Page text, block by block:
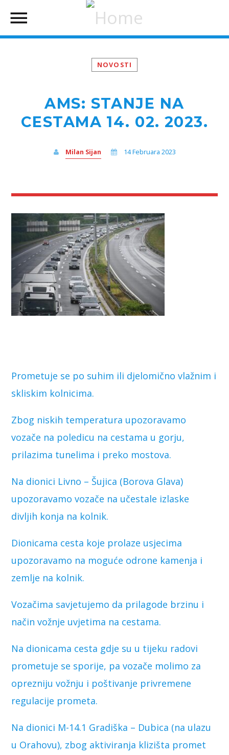
NOVOSTI
AMS: STANJE NA
CESTAMA 14. 02. 2023.
Milan Sijan 14 Februara 2023
Prometuje se po suhim ili djelomično vlažnim i
skliskim kolnicima.
Zbog niskih temperatura upozoravamo
vozače na poledicu na cestama u gorju,
prilazima tunelima i preko mostova.
Na dionici Livno – Šujica (Borova Glava)
upozoravamo vozače na učestale izlaske
divljih konja na kolnik.
Dionicama cesta koje prolaze usjecima
upozoravamo na moguće odrone kamenja i
zemlje na kolnik.
Vozačima savjetujemo da prilagode brzinu i
način vožnje uvjetima na cestama.
Na dionicama cesta gdje su u tijeku radovi
prometuje se sporije, pa vozače molimo za
oprezniju vožnju i poštivanje privremene
regulacije prometa.
Na dionici M-14.1 Gradiška – Dubica (na ulazu
u Orahovu), zbog aktiviranja klizišta promet